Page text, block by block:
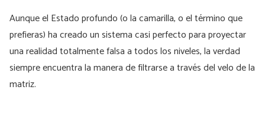
Aunque el Estado profundo (o la camarilla, o el término que
prefieras) ha creado un sistema casi perfecto para proyectar
una realidad totalmente falsa a todos los niveles, la verdad
siempre encuentra la manera de filtrarse a través del velo de la
matriz.